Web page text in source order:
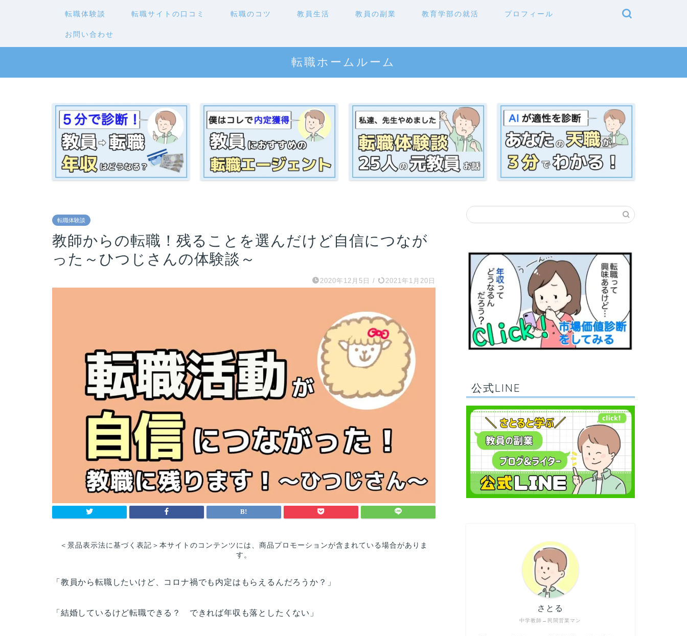
転職体験談 転職サイトの口コミ 転職のコツ 教員生活 教員の副業 教育学部の就活 プロフィール
お問い合わせ
転職ホームルーム
転職体験談
教師からの転職！残ることを選んだけど自信につなが
った～ひつじさんの体験談～
2020年12月5日 / 2021年1月20日
＜景品表示法に基づく表記＞本サイトのコンテンツには、商品プロモーションが含まれている場合がありま
す。
「教員から転職したいけど、コロナ禍でも内定はもらえるんだろうか？」
「結婚しているけど転職できる？ できれば年収も落としたくない」
公式LINE
中学教師→民間営業マン
さとる